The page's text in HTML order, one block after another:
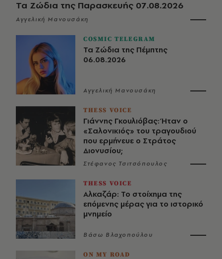
Τα Ζώδια της Παρασκευής 07.08.2026
Αγγελική Μανουσάκη
COSMIC TELEGRAM
Τα Ζώδια της Πέμπτης
06.08.2026
Αγγελική Μανουσάκη
THESS VOICE
Γιάννης Γκουλιόβας: Ήταν ο
«Σαλονικιός» του τραγουδιού
που ερμήνευε ο Στράτος
Διονυσίου;
Στέφανος Τσιτσόπουλος
THESS VOICE
Αλκαζάρ: Το στοίχημα της
επόμενης μέρας για το ιστορικό
μνημείο
Βάσω Βλαχοπούλου
ON MY ROAD